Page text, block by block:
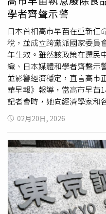
更新。該系統過去主要聚焦
指出，北京目前似乎有意將
其他外幣支付管道的全球性
顯示，CIPS在2024年共處
美元）的交易總額，較前1
40%。
表上述言論。此番發言正值
首都）內部進行深層反思之
何在全球經濟分工中定位的
1份新的「經濟安全」政策
將貿易行動與產業及安全政
月，歐盟也在世界貿易組織
提出構想：會員國彼此之間
再自動適用，而應建立在某
在英國《金融時報》（
籲相同主張。他表示，該文
盟的用意，「我們希望開啟
如何改革世界貿易組織。」
題背後都有1個根本原因，
易政策、國家補貼，以及來
對貿易造成劇烈衝擊。30
於我們彼此開放、在公平競
些條件已不復存在。」他表
（Cameroon）舉行的世界
學者齊聲示警
日本首相高市早苗在重新任
稅，並成立跨黨派國家委員
年生效。雖然該政策在選民
織、日本媒體和學者齊聲示
並影響經濟穩定，直言高市
華早報》報導，當高市早苗
記者會時，她向經濟學家和
的訊息：不要試圖勸阻她改
消費稅將被取消，沒有任何
日的眾議院選舉中大勝後，
諾，並宣布計畫在夏季前成
來檢視此事。分析人士預計
告，任何減稅措施最早可能
長期面對物價上漲衝擊的選
樣強烈。國際貨幣基金組織
Fund，IMF）17日就發出
02月20日, 2026